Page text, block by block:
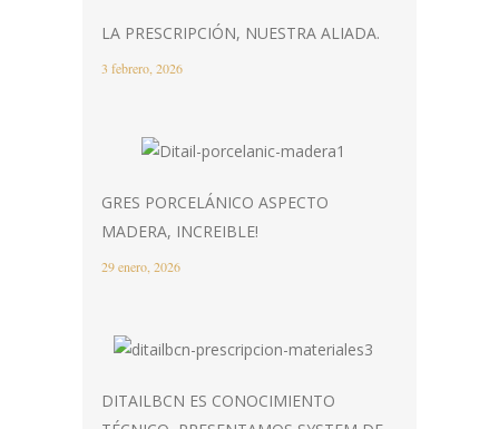
LA PRESCRIPCIÓN, NUESTRA ALIADA.
3 febrero, 2026
GRES PORCELÁNICO ASPECTO
MADERA, INCREIBLE!
29 enero, 2026
DITAILBCN ES CONOCIMIENTO